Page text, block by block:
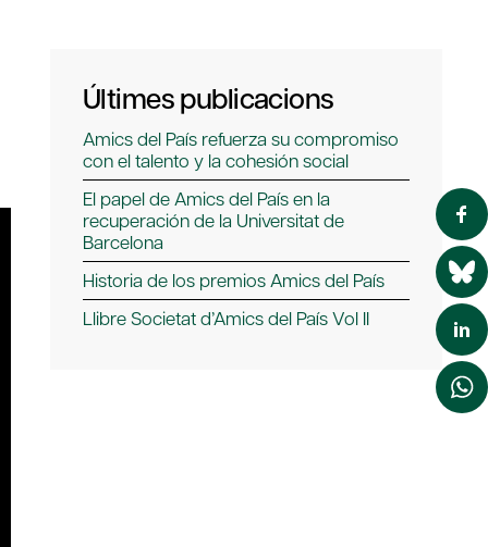
Últimes publicacions
Amics del País refuerza su compromiso
con el talento y la cohesión social
El papel de Amics del País en la
recuperación de la Universitat de
Barcelona
Historia de los premios Amics del País
Llibre Societat d’Amics del País Vol II